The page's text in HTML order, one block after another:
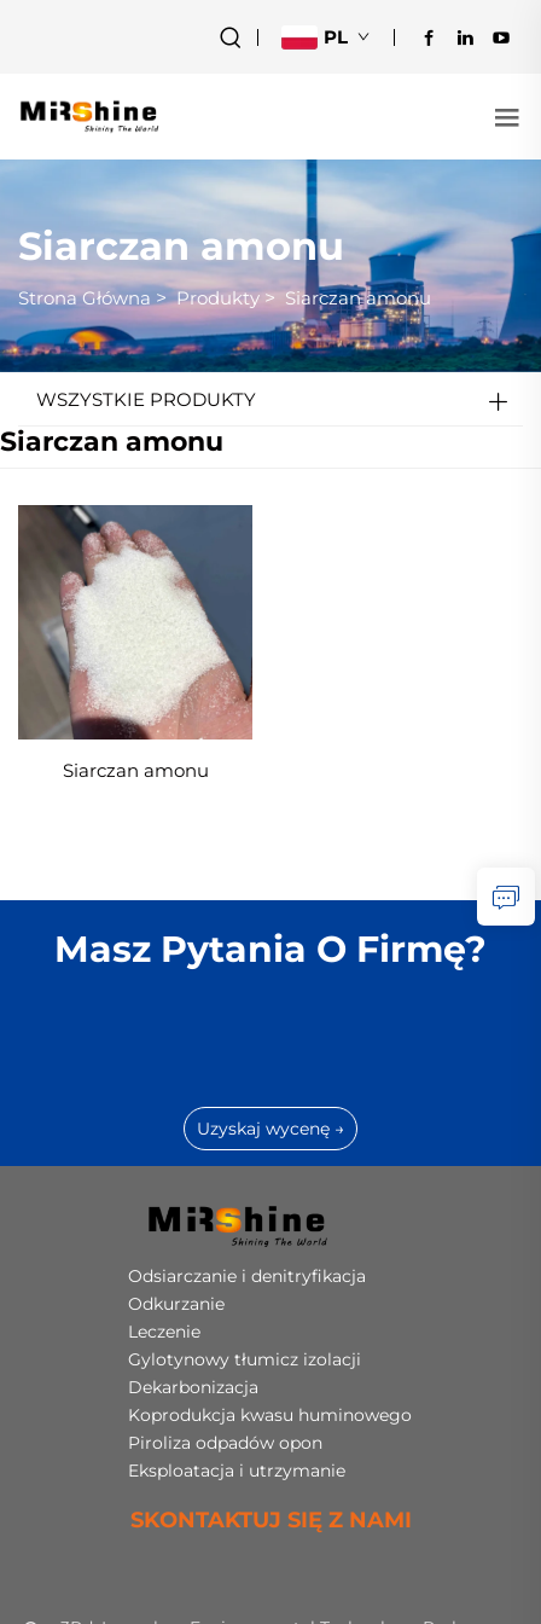
PL
Siarczan amonu
Strona Główna >Produkty> Siarczan amonu
WSZYSTKIE PRODUKTY
Siarczan amonu
Siarczan amonu
Masz Pytania O Firmę?
Uzyskaj wycenę →
Odsiarczanie i denitryfikacja
Odkurzanie
Leczenie
Gylotynowy tłumicz izolacji
Dekarbonizacja
Koprodukcja kwasu huminowego
Piroliza odpadów opon
Eksploatacja i utrzymanie
SKONTAKTUJ SIĘ Z NAMI